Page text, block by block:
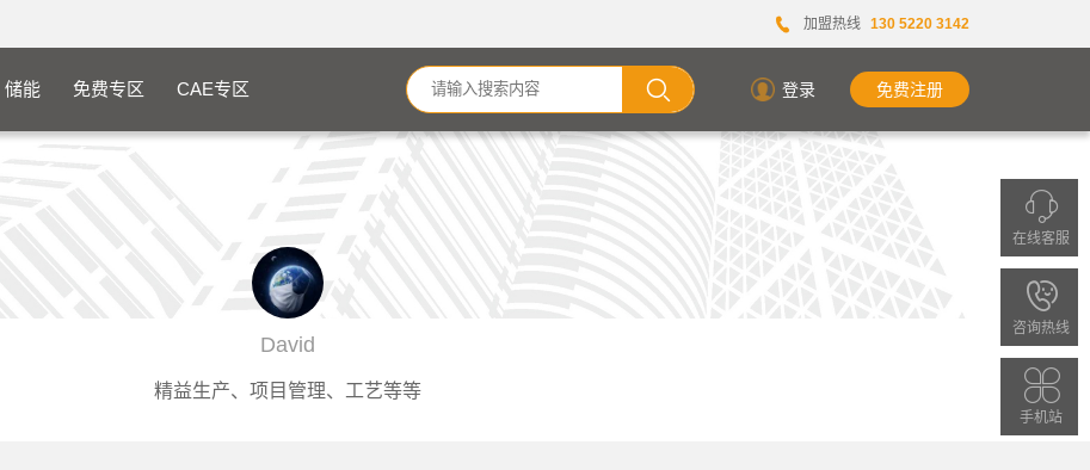
加盟热线 130 5220 3142
储能 免费专区 CAE专区 登录 免费注册
David
精益生产、项目管理、工艺等等
在线客服
迎
拨
咨询热线
手机站